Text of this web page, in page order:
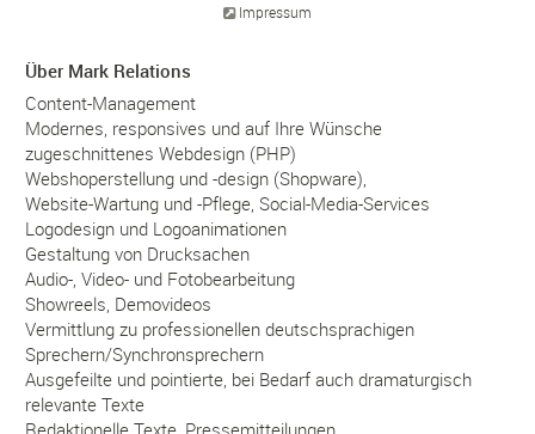
Impressum
Über Mark Relations
Content-Management
Modernes, responsives und auf Ihre Wünsche
zugeschnittenes Webdesign (PHP)
Webshoperstellung und -design (Shopware),
Website-Wartung und -Pflege, Social-Media-Services
Logodesign und Logoanimationen
Gestaltung von Drucksachen
Audio-, Video- und Fotobearbeitung
Showreels, Demovideos
Vermittlung zu professionellen deutschsprachigen
Sprechern/Synchronsprechern
Ausgefeilte und pointierte, bei Bedarf auch dramaturgisch
relevante Texte
Redaktionelle Texte, Pressemitteilungen